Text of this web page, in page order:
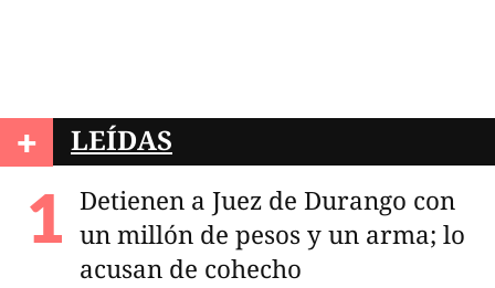
+ LEÍDAS
Detienen a Juez de Durango con
un millón de pesos y un arma; lo
acusan de cohecho